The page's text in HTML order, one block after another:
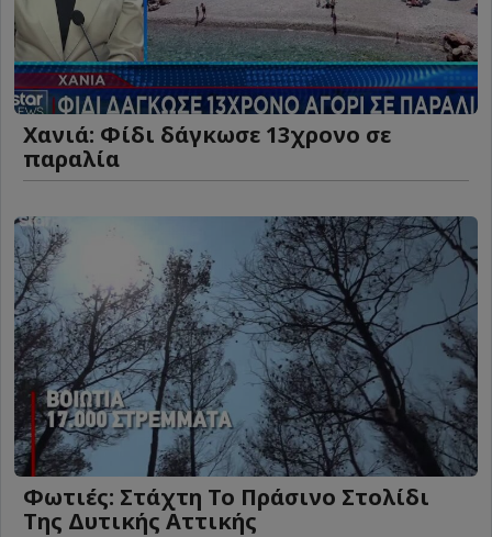
Χανιά: Φίδι δάγκωσε 13χρονο σε
παραλία
Φωτιές: Στάχτη Το Πράσινο Στολίδι
Της Δυτικής Αττικής